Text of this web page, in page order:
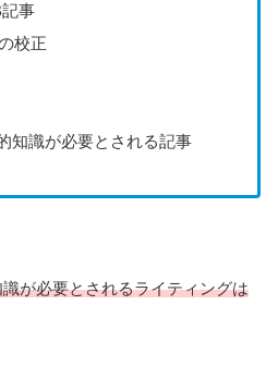
事
校正
知識が必要とされる記事
が必要とされるライティングは